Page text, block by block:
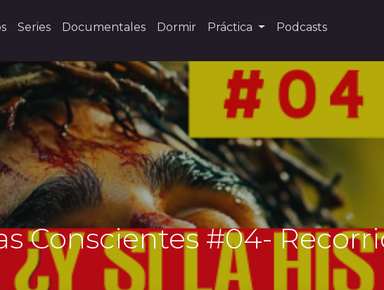
Series Documentales Dormir Práctica Podcasts
Conscientes #04-